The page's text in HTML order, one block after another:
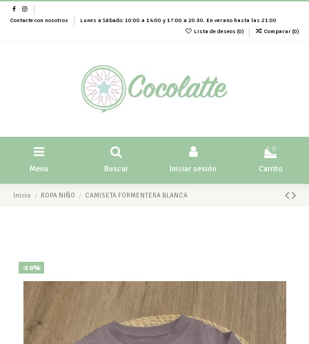
Contacte con nosotros
Lunes a Sábado: 10:00 a 14:00 y 17:00 a 20.30. En verano hasta las 21:00
Lista de deseos (0) Comparar (0)
Menu Buscar Iniciar sesión
0
Carrito
Inicio ROPA NIÑO CAMISETA FORMENTERA BLANCA
-50%